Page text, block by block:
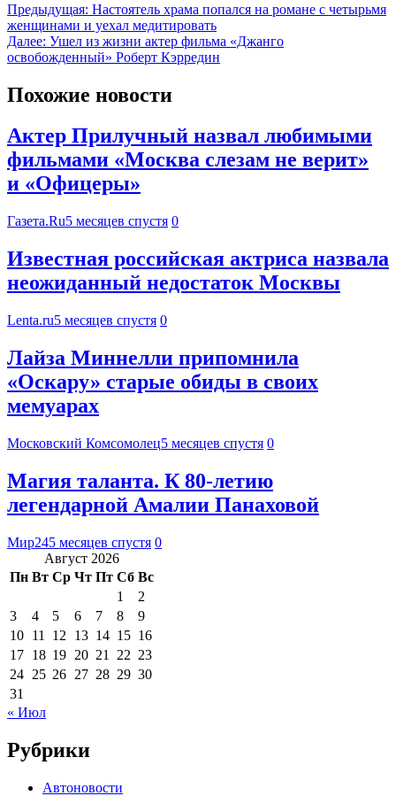
Предыдущая: Настоятель храма попался на романе с четырьмя
женщинами и уехал медитировать
Далее: Ушел из жизни актер фильма «Джанго
освобожденный» Роберт Кэрредин
Похожие новости
Актер Прилучный назвал любимыми
фильмами «Москва слезам не верит»
и «Офицеры»
Газета.Ru5 месяцев спустя 0
Известная российская актриса назвала
неожиданный недостаток Москвы
Lenta.ru5 месяцев спустя 0
Лайза Миннелли припомнила
«Оскару» старые обиды в своих
мемуарах
Московский Комсомолец5 месяцев спустя 0
Магия таланта. К 80-летию
легендарной Амалии Панаховой
Мир245 месяцев спустя 0
Август 2026
Пн Вт Ср Чт Пт Сб Вс
1
2
3
4 5 6 7 8
9
10 11 12 13 14 15 16
17 18 19 20 21 22 23
24 25 26 27 28 29 30
31
« Июл
Рубрики
Автоновости